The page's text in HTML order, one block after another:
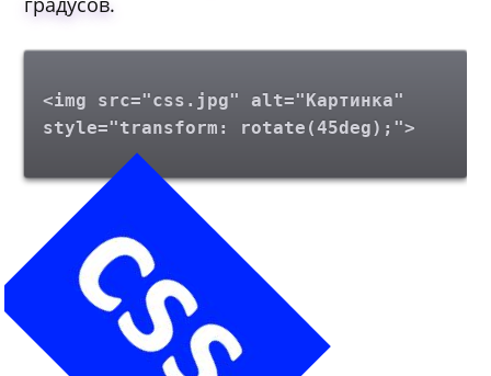
<img src="css.jpg" alt="Картинка"
style="transform: rotate(45deg);">